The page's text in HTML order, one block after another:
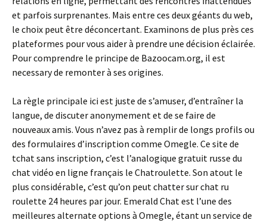
et parfois surprenantes. Mais entre ces deux géants du web,
le choix peut être déconcertant. Examinons de plus près ces
plateformes pour vous aider à prendre une décision éclairée.
Pour comprendre le principe de Bazoocam.org, il est
necessary de remonter à ses origines.
La règle principale ici est juste de s’amuser, d’entraîner la
langue, de discuter anonymement et de se faire de
nouveaux amis. Vous n’avez pas à remplir de longs profils ou
des formulaires d’inscription comme Omegle. Ce site de
tchat sans inscription, c’est l’analogique gratuit russe du
chat vidéo en ligne français le Chatroulette. Son atout le
plus considérable, c’est qu’on peut chatter sur chat ru
roulette 24 heures par jour. Emerald Chat est l’une des
meilleures alternate options à Omegle, étant un service de